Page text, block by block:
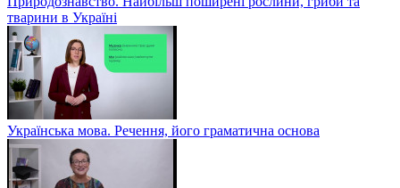
Природознавство. Найбільш поширені рослини, гриби та
тварини в Україні